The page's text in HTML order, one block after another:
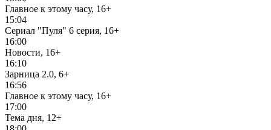
Главное к этому часу, 16+
15:04
Сериал "Пуля" 6 серия, 16+
16:00
Новости, 16+
16:10
Зарница 2.0, 6+
16:56
Главное к этому часу, 16+
17:00
Тема дня, 12+